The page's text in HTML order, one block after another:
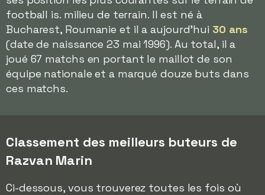
football is. milieu de terrain. Il est né à
Bucharest, Roumanie et il a aujourd'hui 30 ans
(date de naissance 23 mai 1996). Au total, il a
joué 67 matchs en portant le maillot de son
équipe nationale et a marqué douze buts dans
ces matchs.
Classement des meilleurs buteurs de
Razvan Marin
Ci-dessous, vous trouverez toutes les fois où